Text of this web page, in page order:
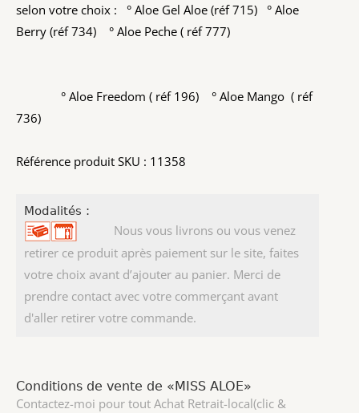
selon votre choix : ° Aloe Gel Aloe (réf 715) ° Aloe
Berry (réf 734) ° Aloe Peche ( réf 777)
° Aloe Freedom ( réf 196) ° Aloe Mango ( réf
736)
Référence produit SKU : 11358
Modalités :
Nous vous livrons ou vous venez
retirer ce produit après paiement sur le site, faites
votre choix avant d’ajouter au panier. Merci de
prendre contact avec votre commerçant avant
d'aller retirer votre commande.
Conditions de vente de «MISS ALOE»
Contactez-moi pour tout Achat Retrait-local(clic &